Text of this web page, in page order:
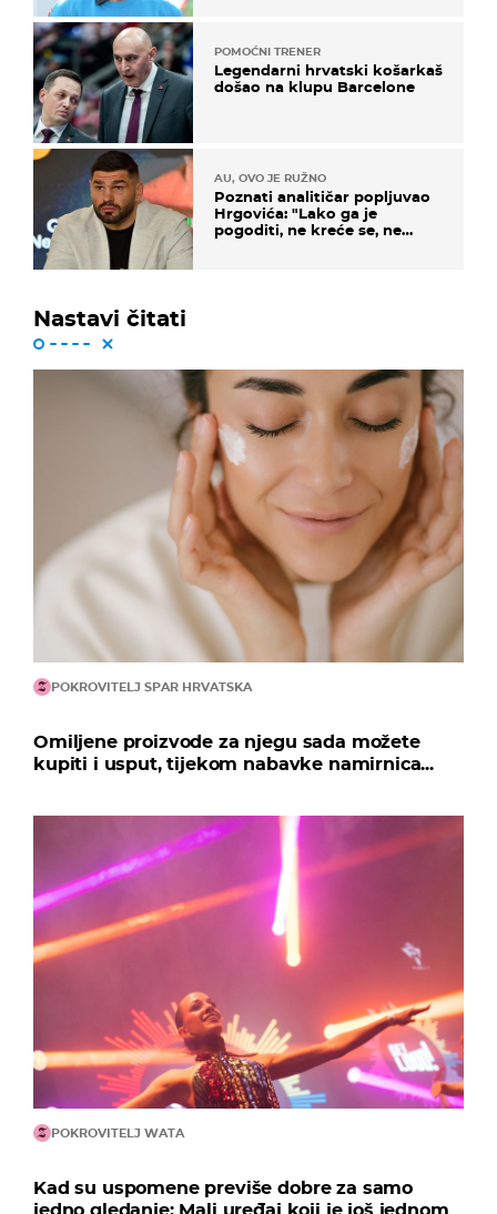
POMOĆNI TRENER
Legendarni hrvatski košarkaš
došao na klupu Barcelone
AU, OVO JE RUŽNO
Poznati analitičar popljuvao
Hrgovića: "Lako ga je
pogoditi, ne kreće se, ne
Nastavi čitati
POKROVITELJ SPAR HRVATSKA
Omiljene proizvode za njegu sada možete
kupiti i usput, tijekom nabavke namirnica...
POKROVITELJ WATA
Kad su uspomene previše dobre za samo
jedno gledanje: Mali uređaj koji je još jednom